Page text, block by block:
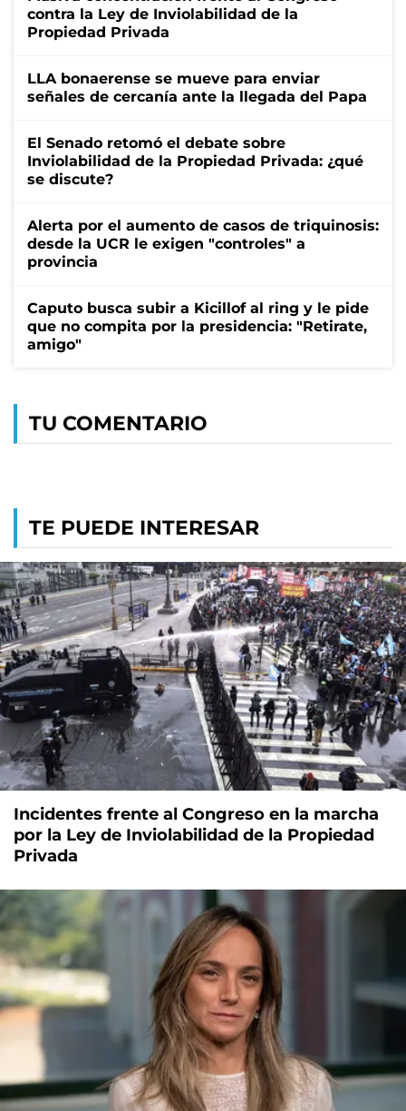
contra la Ley de Inviolabilidad de la
Propiedad Privada
LLA bonaerense se mueve para enviar
señales de cercanía ante la llegada del Papa
El Senado retomó el debate sobre
Inviolabilidad de la Propiedad Privada: ¿qué
se discute?
Alerta por el aumento de casos de triquinosis:
desde la UCR le exigen "controles" a
provincia
Caputo busca subir a Kicillof al ring y le pide
que no compita por la presidencia: "Retirate,
amigo"
TU COMENTARIO
TE PUEDE INTERESAR
Incidentes frente al Congreso en la marcha
por la Ley de Inviolabilidad de la Propiedad
Privada